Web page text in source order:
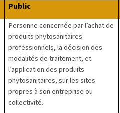
Public
Personne concernée par l’achat de
produits phytosanitaires
professionnels, la décision des
modalités de traitement, et
l’application des produits
phytosanitaires, sur les sites
propres à son entreprise ou
collectivité.